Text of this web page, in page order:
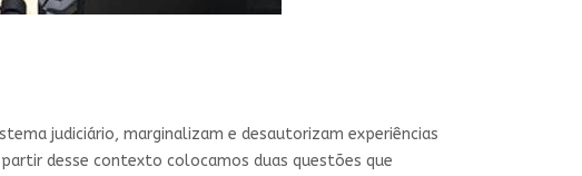
judiciário, marginalizam e desautorizam experiências
desse contexto colocamos duas questões que